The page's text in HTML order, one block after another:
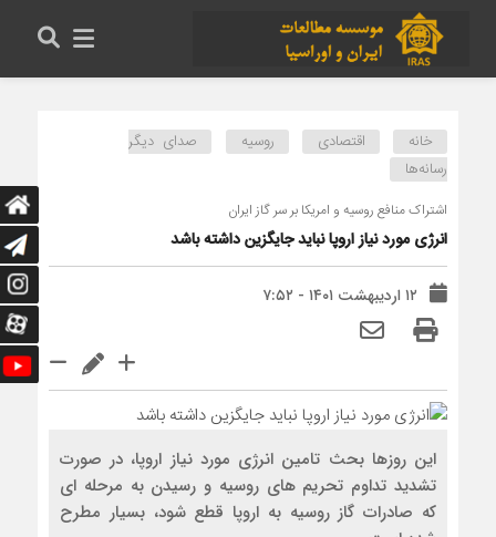
خانه اقتصادی روسیه
صدای دیگر
رسانه‌ها
اشتراک منافع روسیه و امریکا بر سر گاز ایران
انرژی مورد نیاز اروپا نباید جایگزین داشته باشد
۱۲ اردیبهشت ۱۴۰۱ - ۷:۵۲
این روزها بحث تامین انرژی مورد نیاز اروپا، در صورت
تشدید تداوم تحریم های روسیه و رسیدن به مرحله ای
که صادرات گاز روسیه به اروپا قطع شود، بسیار مطرح